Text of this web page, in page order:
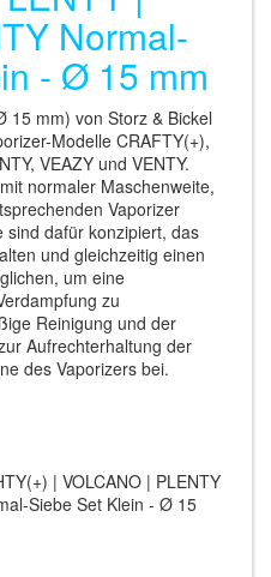
Normal-
- Ø 15 mm
15 mm) von Storz & Bickel
Modelle CRAFTY(+),
VEAZY und VENTY.
normaler Maschenweite,
Vaporizer
sind dafür konzipiert, das
und gleichzeitig einen
um eine
zu
Reinigung und der
Aufrechterhaltung der
des Vaporizers bei.
| VOLCANO | PLENTY
Siebe Set Klein - Ø 15